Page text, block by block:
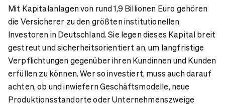
Mit Kapitalanlagen von rund 1,9 Billionen Euro gehören
die Versicherer zu den größten institutionellen
Investoren in Deutschland. Sie legen dieses Kapital breit
gestreut und sicherheitsorientiert an, um langfristige
Verpflichtungen gegenüber ihren Kundinnen und Kunden
erfüllen zu können. Wer so investiert, muss auch darauf
achten, ob und inwiefern Geschäftsmodelle, neue
Produktionsstandorte oder Unternehmenszweige